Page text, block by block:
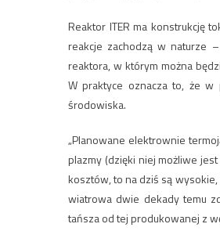
Reaktor ITER ma konstrukcję
reakcje zachodzą w naturze
reaktora, w którym można
W praktyce oznacza to, że w
środowiska.
„Planowane elektrownie
plazmy (dzięki niej możliwe
kosztów, to na dziś są
wiatrowa dwie dekady temu
tańsza od tej produkowanej z